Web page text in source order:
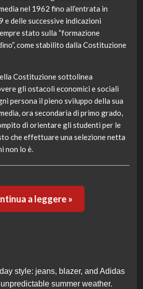
nel 1962 fino all’entrata in
e delle successive indicazioni
stato sulla “formazione
come stabilito dalla Costituzione
Costituzione sottolinea
gli ostacoli economici e sociali
persona il pieno sviluppo della sua
ora secondaria di primo grado,
di orientare gli studenti per le
che effettuare una selezione netta
non lo è.
a leggere »
style: jeans, blazer, and Adidas
summer weather.